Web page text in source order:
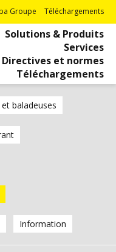
Groupe Téléchargements
Solutions & Produits
Services
Directives et normes
Téléchargements
baladeuses
Information